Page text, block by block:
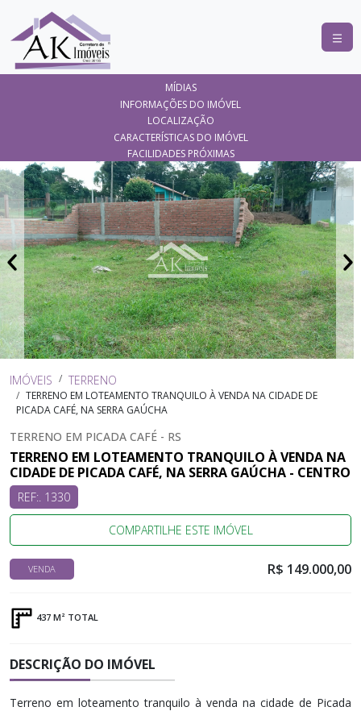
COMPRAR
LANÇAMENTOS
ANUNCIE
SEU
IMÓVEL
CONTATO
MÍDIAS
INFORMAÇÕES DO IMÓVEL
LOCALIZAÇÃO
CARACTERÍSTICAS DO IMÓVEL
FACILIDADES PRÓXIMAS
IMÓVEIS TERRENO
TERRENO EM LOTEAMENTO TRANQUILO À VENDA NA CIDADE DE
PICADA CAFÉ, NA SERRA GAÚCHA
TERRENO EM PICADA CAFÉ - RS
TERRENO EM LOTEAMENTO TRANQUILO À VENDA NA
CIDADE DE PICADA CAFÉ, NA SERRA GAÚCHA - CENTRO
REF:. 1330
COMPARTILHE ESTE IMÓVEL
VENDA R$ 149.000,00
437 M² TOTAL
DESCRIÇÃO DO IMÓVEL
Terreno em loteamento tranquilo à venda na cidade de Picada